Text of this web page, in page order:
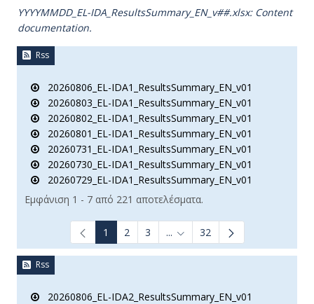
YYYYMMDD_EL-IDA_ResultsSummary_EN_v##.xlsx: Content
documentation.
Rss
20260806_EL-IDA1_ResultsSummary_EN_v01
20260803_EL-IDA1_ResultsSummary_EN_v01
20260802_EL-IDA1_ResultsSummary_EN_v01
20260801_EL-IDA1_ResultsSummary_EN_v01
20260731_EL-IDA1_ResultsSummary_EN_v01
20260730_EL-IDA1_ResultsSummary_EN_v01
20260729_EL-IDA1_ResultsSummary_EN_v01
Εμφάνιση 1 - 7 από 221 αποτελέσματα.
1 2 3 ... Ενδιάμεσες σελίδες Use
32
Rss
20260806_EL-IDA2_ResultsSummary_EN_v01